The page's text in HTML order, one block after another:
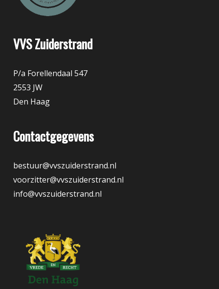
VVS Zuiderstrand
P/a Forellendaal 547
2553 JW
Den Haag
Contactgegevens
bestuur@vvszuiderstrand.nl
voorzitter@vvszuiderstrand.nl
info@vvszuiderstrand.nl